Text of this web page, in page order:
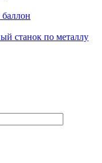
баллон
станок по металлу